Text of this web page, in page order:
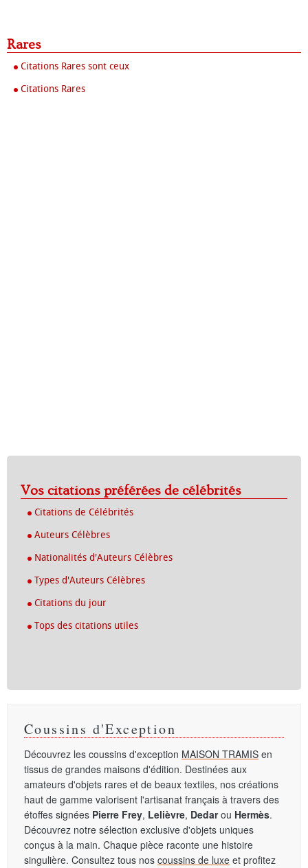
Rares
Citations Rares sont ceux
Citations Rares
Vos citations préférées de célébrités
Citations de Célébrités
Auteurs Célèbres
Nationalités d'Auteurs Célèbres
Types d'Auteurs Célèbres
Citations du jour
Tops des citations utiles
Coussins d'Exception
Découvrez les coussins d'exception MAISON TRAMIS en
tissus de grandes maisons d'édition. Destinées aux
amateurs d'objets rares et de beaux textiles, nos créations
haut de gamme valorisent l'artisanat français à travers des
étoffes signées Pierre Frey, Lelièvre, Dedarou Hermès.
Découvrez notre sélection exclusive d'objets uniques
conçus à la main. Chaque pièce raconte une histoire
singulière. Consultez tous nos coussins de luxe et profitez